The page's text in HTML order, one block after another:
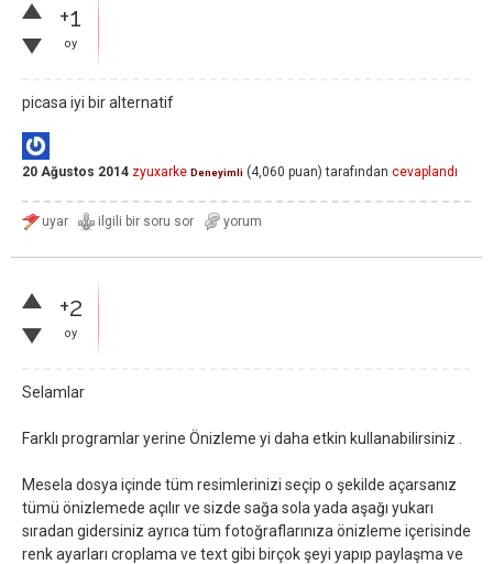
+1
oy
picasa iyi bir alternatif
20 Ağustos 2014 zyuxarke Deneyimli (4,060 puan) tarafından cevaplandı
+2
oy
Selamlar
Farklı programlar yerine Önizleme yi daha etkin kullanabilirsiniz .
Mesela dosya içinde tüm resimlerinizi seçip o şekilde açarsanız
tümü önizlemede açılır ve sizde sağa sola yada aşağı yukarı
sıradan gidersiniz ayrıca tüm fotoğraflarınıza önizleme içerisinde
renk ayarları croplama ve text gibi birçok şeyi yapıp paylaşma ve